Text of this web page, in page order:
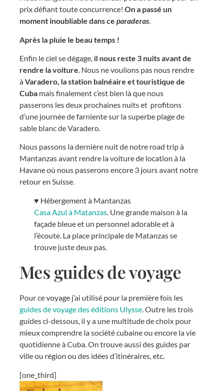
prix défiant toute concurrence! On a passé un
moment inoubliable dans ce paraderas.
Après la pluie le beau temps !
Enfin le ciel se dégage, il nous reste 3 nuits avant de
rendre la voiture. Nous ne voulions pas nous rendre
àVaradero, la station balnéaire et touristique de
Cuba mais finalement c’est bien là que nous
passerons les deux prochaines nuits et profitons
d’une journée de farniente sur la superbe plage de
sable blanc de Varadero.
Nous passons la dernière nuit de notre road trip à
Mantanzas avant rendre la voiture de location à la
Havane où nous passerons encore 3 jours avant notre
retour en Suisse.
♥ Hébergement à Mantanzas
Casa Azul à Matanzas. Une grande maison à la
façade bleue et un personnel adorable et à
l’écoute. La place principale de Matanzas se
trouve juste deux pas.
Mes guides de voyage
Pour ce voyage j’ai utilisé pour la première fois les
guides de voyage des éditions Ulysse. Outre les trois
guides ci-dessous, il y a une multitude de choix pour
mieux comprendre la société cubaine ou encore la vie
quotidienne à Cuba. On trouve aussi des guides par
ville ou région ou des idées d’itinéraires, etc.
[one_third]